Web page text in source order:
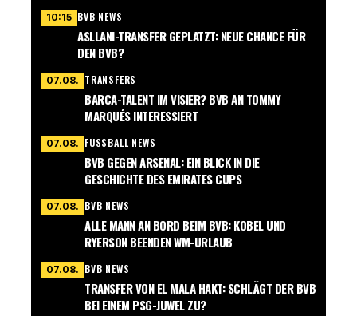
10:15 BVB NEWS
ASLLANI-TRANSFER GEPLATZT: NEUE CHANCE FÜR
DEN BVB?
07.08. TRANSFERS
BARCA-TALENT IM VISIER? BVB AN TOMMY
MARQUÉS INTERESSIERT
07.08. FUSSBALL NEWS
BVB GEGEN ARSENAL: EIN BLICK IN DIE
GESCHICHTE DES EMIRATES CUPS
07.08. BVB NEWS
ALLE MANN AN BORD BEIM BVB: KOBEL UND
RYERSON BEENDEN WM-URLAUB
07.08. BVB NEWS
TRANSFER VON EL MALA HAKT: SCHLÄGT DER BVB
BEI EINEM PSG-JUWEL ZU?